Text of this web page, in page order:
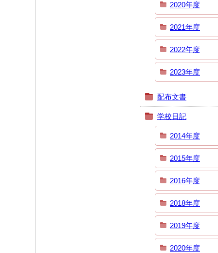
2020年度
2021年度
2022年度
2023年度
配布文書
学校日記
2014年度
2015年度
2016年度
2018年度
2019年度
2020年度